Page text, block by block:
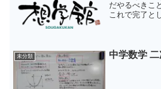
だやるべきこ
これで完了と
未分類 中学数学